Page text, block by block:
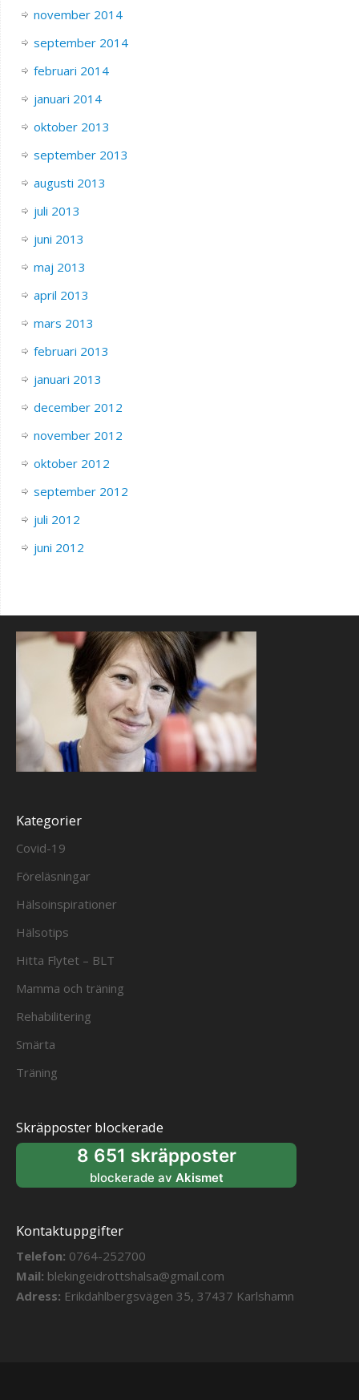
november 2014
september 2014
februari 2014
januari 2014
oktober 2013
september 2013
augusti 2013
juli 2013
juni 2013
maj 2013
april 2013
mars 2013
februari 2013
januari 2013
december 2012
november 2012
oktober 2012
september 2012
juli 2012
juni 2012
Kategorier
Covid-19
Föreläsningar
Hälsoinspirationer
Hälsotips
Hitta Flytet – BLT
Mamma och träning
Rehabilitering
Smärta
Träning
Skräpposter blockerade
8 651 skräpposter
blockerade av Akismet
Kontaktuppgifter
Telefon: 0764-252700
Mail: blekingeidrottshalsa@gmail.com
Adress: Erikdahlbergsvägen 35, 37437 Karlshamn